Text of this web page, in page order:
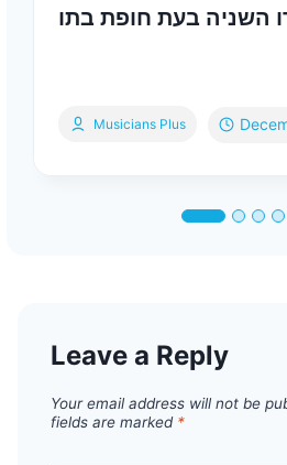
השניה בעת חופת בתו
Musicians Plus
Leave a Reply
Your email address will not be
fields are marked *